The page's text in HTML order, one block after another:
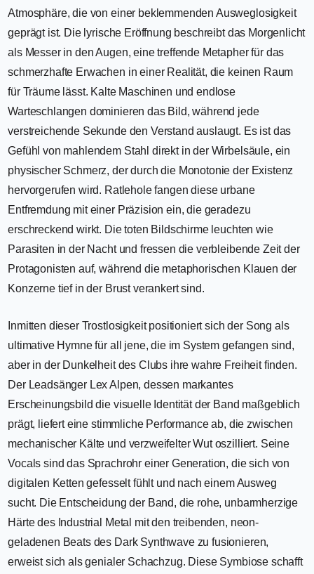
Atmosphäre, die von einer beklemmenden Ausweglosigkeit
geprägt ist. Die lyrische Eröffnung beschreibt das Morgenlicht
als Messer in den Augen, eine treffende Metapher für das
schmerzhafte Erwachen in einer Realität, die keinen Raum
für Träume lässt. Kalte Maschinen und endlose
Warteschlangen dominieren das Bild, während jede
verstreichende Sekunde den Verstand auslaugt. Es ist das
Gefühl von mahlendem Stahl direkt in der Wirbelsäule, ein
physischer Schmerz, der durch die Monotonie der Existenz
hervorgerufen wird. Ratlehole fangen diese urbane
Entfremdung mit einer Präzision ein, die geradezu
erschreckend wirkt. Die toten Bildschirme leuchten wie
Parasiten in der Nacht und fressen die verbleibende Zeit der
Protagonisten auf, während die metaphorischen Klauen der
Konzerne tief in der Brust verankert sind.
Inmitten dieser Trostlosigkeit positioniert sich der Song als
ultimative Hymne für all jene, die im System gefangen sind,
aber in der Dunkelheit des Clubs ihre wahre Freiheit finden.
Der Leadsänger Lex Alpen, dessen markantes
Erscheinungsbild die visuelle Identität der Band maßgeblich
prägt, liefert eine stimmliche Performance ab, die zwischen
mechanischer Kälte und verzweifelter Wut oszilliert. Seine
Vocals sind das Sprachrohr einer Generation, die sich von
digitalen Ketten gefesselt fühlt und nach einem Ausweg
sucht. Die Entscheidung der Band, die rohe, unbarmherzige
Härte des Industrial Metal mit den treibenden, neon-
geladenen Beats des Dark Synthwave zu fusionieren,
erweist sich als genialer Schachzug. Diese Symbiose schafft